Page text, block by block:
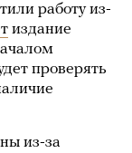
работу из-
издание
проверять
из-за